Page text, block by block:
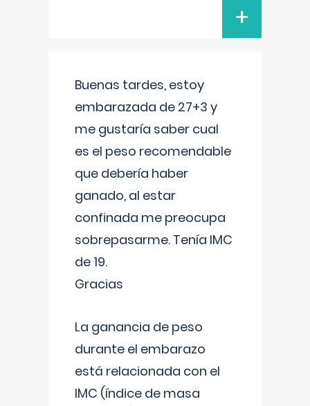
+
Buenas tardes, estoy
embarazada de 27+3 y
me gustaría saber cual
es el peso recomendable
que debería haber
ganado, al estar
confinada me preocupa
sobrepasarme. Tenía IMC
de 19.
Gracias
La ganancia de peso
durante el embarazo
está relacionada con el
IMC (índice de masa